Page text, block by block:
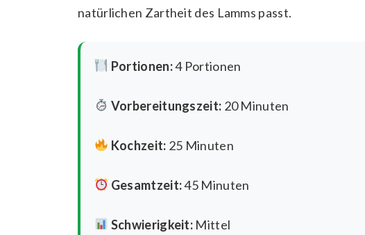
natürlichen Zartheit des Lamms passt.
Portionen:4 Portionen
Vorbereitungszeit: 20 Minuten
Kochzeit: 25 Minuten
Gesamtzeit:45 Minuten
Schwierigkeit: Mittel